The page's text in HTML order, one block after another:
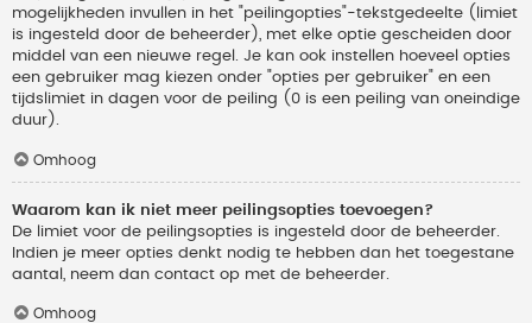
mogelijkheden invullen in het "peilingopties"-tekstgedeelte (limiet
is ingesteld door de beheerder), met elke optie gescheiden door
middel van een nieuwe regel. Je kan ook instellen hoeveel opties
een gebruiker mag kiezen onder "opties per gebruiker" en een
tijdslimiet in dagen voor de peiling (0 is een peiling van oneindige
duur).
Omhoog
Waarom kan ik niet meer peilingsopties toevoegen?
De limiet voor de peilingsopties is ingesteld door de beheerder.
Indien je meer opties denkt nodig te hebben dan het toegestane
aantal, neem dan contact op met de beheerder.
Omhoog